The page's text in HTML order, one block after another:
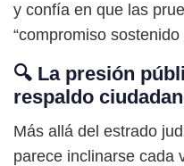
y confía en que las
“compromiso
🔍 La presión
respaldo
Más allá del estrado
parece inclinarse cada